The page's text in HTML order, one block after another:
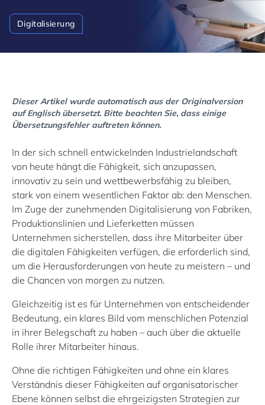
Digitalisierung
Dieser Artikel wurde automatisch aus der Originalversion
auf Englisch übersetzt. Bitte beachten Sie, dass einige
Übersetzungsfehler auftreten können.
In der sich schnell entwickelnden Industrielandschaft
von heute hängt die Fähigkeit, sich anzupassen,
innovativ zu sein und wettbewerbsfähig zu bleiben,
stark von einem wesentlichen Faktor ab: den Menschen.
Im Zuge der zunehmenden Digitalisierung von Fabriken,
Produktionslinien und Lieferketten müssen
Unternehmen sicherstellen, dass ihre Mitarbeiter über
die digitalen Fähigkeiten verfügen, die erforderlich sind,
um die Herausforderungen von heute zu meistern – und
die Chancen von morgen zu nutzen.
Gleichzeitig ist es für Unternehmen von entscheidender
Bedeutung, ein klares Bild vom menschlichen Potenzial
in ihrer Belegschaft zu haben – auch über die aktuelle
Rolle ihrer Mitarbeiter hinaus.
Ohne die richtigen Fähigkeiten und ohne ein klares
Verständnis dieser Fähigkeiten auf organisatorischer
Ebene können selbst die ehrgeizigsten Strategien zur